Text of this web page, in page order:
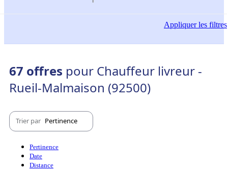
Appliquerles filtres
67 offres pour Chauffeur livreur -
Rueil-Malmaison (92500)
Trier par Pertinence
Pertinence
Date
Distance